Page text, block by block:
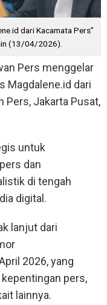
dari Kacamata Pers”
(13/04/2026).
Pers menggelar
Magdalene.id dari
Pers, Jakarta Pusat,
untuk
dan
di tengah
digital.
lanjut dari
2026, yang
pers,
lainnya.